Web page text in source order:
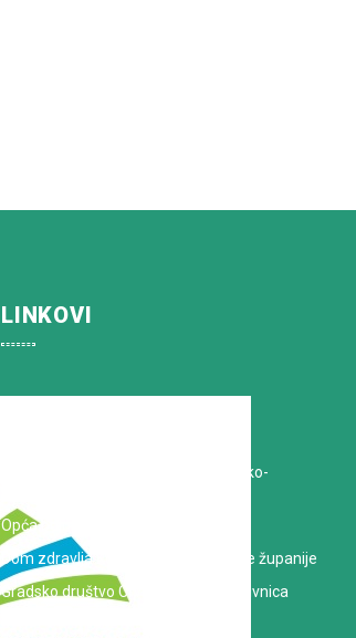
LINKOVI
Zavod za javno zdravstvo Koprivničko-
Opća bolnica dr. Tomislav Bardek
Dom zdravlja Koprivničko-križevačke županije
Gradsko društvo Crvenog križa Koprivnica